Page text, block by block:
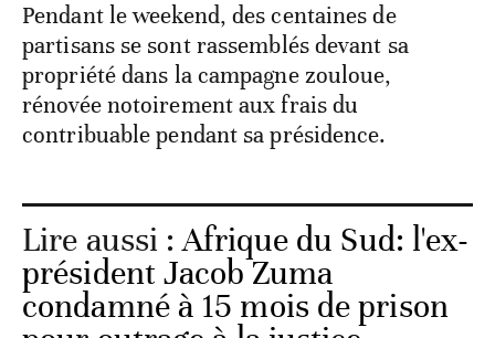
Pendant le weekend, des centaines de
partisans se sont rassemblés devant sa
propriété dans la campagne zouloue,
rénovée notoirement aux frais du
contribuable pendant sa présidence.
Lire aussi :Afrique du Sud: l'ex-
président Jacob Zuma
condamné à 15 mois de prison